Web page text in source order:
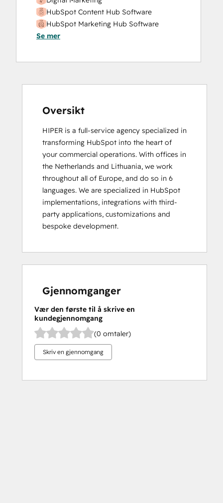
HubSpot Content Hub Software
HubSpot Marketing Hub Software
Certification
SEO II
Se mer
Oversikt
HIPER is a full-service agency specialized in
transforming HubSpot into the heart of
your commercial operations. With offices in
the Netherlands and Lithuania, we work
throughout all of Europe, and do so in 6
languages. We are specialized in HubSpot
implementations, integrations with third-
party applications, customizations and
bespoke development.
Gjennomganger
Vær den første til å skrive en
kundegjennomgang
(0 omtaler)
Skriv en gjennomgang